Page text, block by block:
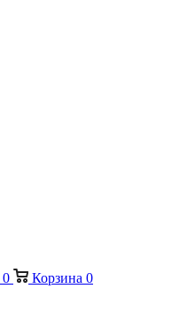
0 Корзина 0